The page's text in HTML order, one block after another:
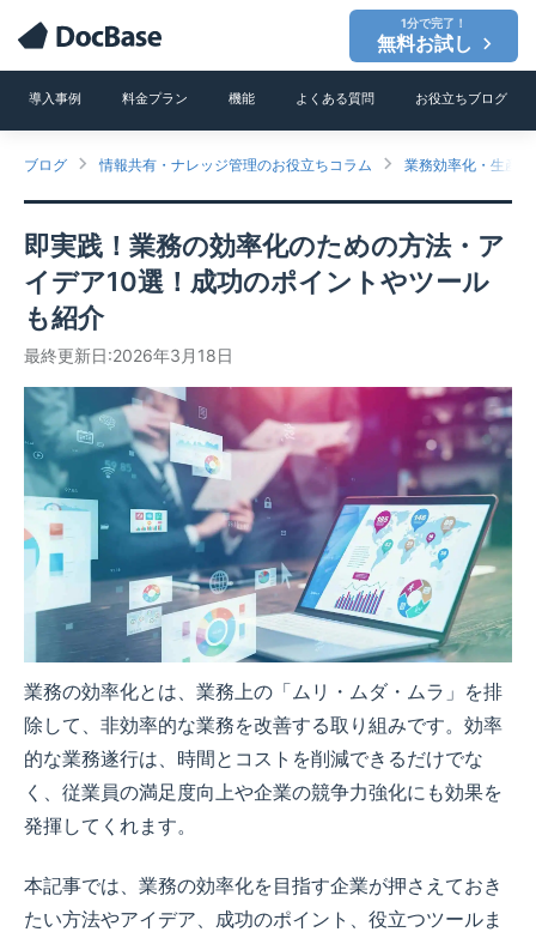
導入事例 料金プラン 機能 よくある質問 お役立ちブログ
1分で完了！
無料お試し
ブログ 情報共有・ナレッジ管理のお役立ちコラム 業務効率化・生産
即実践！業務の効率化のための方法・ア
イデア10選！成功のポイントやツール
も紹介
最終更新日:2026年3月18日
業務の効率化とは、業務上の「ムリ・ムダ・ムラ」を排
除して、非効率的な業務を改善する取り組みです。効率
的な業務遂行は、時間とコストを削減できるだけでな
く、従業員の満足度向上や企業の競争力強化にも効果を
発揮してくれます。
本記事では、業務の効率化を目指す企業が押さえておき
たい方法やアイデア、成功のポイント、役立つツールま